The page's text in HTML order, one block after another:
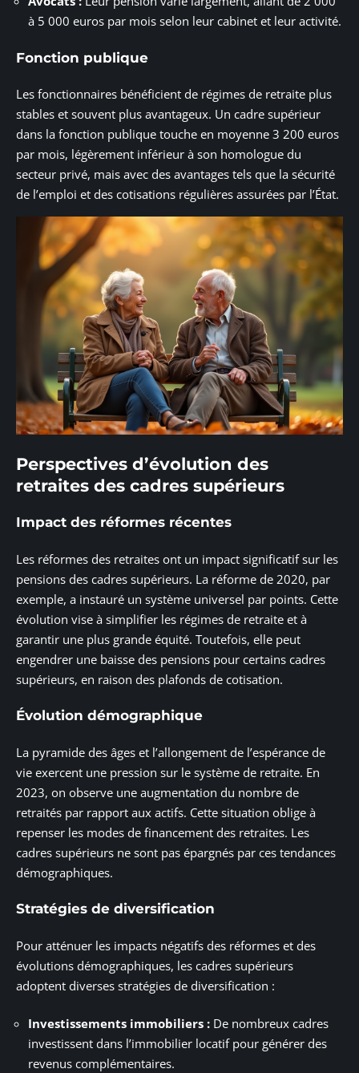
à 5 000 euros par mois selon leur cabinet et leur activité.
Fonction publique
Les fonctionnaires bénéficient de régimes de retraite plus
stables et souvent plus avantageux. Un cadre supérieur
dans la fonction publique touche en moyenne 3 200 euros
par mois, légèrement inférieur à son homologue du
secteur privé, mais avec des avantages tels que la sécurité
de l’emploi et des cotisations régulières assurées par l’État.
Perspectives d’évolution des
retraites des cadres supérieurs
Impact des réformes récentes
Les réformes des retraites ont un impact significatif sur les
pensions des cadres supérieurs. La réforme de 2020, par
exemple, a instauré un système universel par points. Cette
évolution vise à simplifier les régimes de retraite et à
garantir une plus grande équité. Toutefois, elle peut
engendrer une baisse des pensions pour certains cadres
supérieurs, en raison des plafonds de cotisation.
Évolution démographique
La pyramide des âges et l’allongement de l’espérance de
vie exercent une pression sur le système de retraite. En
2023, on observe une augmentation du nombre de
retraités par rapport aux actifs. Cette situation oblige à
repenser les modes de financement des retraites. Les
cadres supérieurs ne sont pas épargnés par ces tendances
démographiques.
Stratégies de diversification
Pour atténuer les impacts négatifs des réformes et des
évolutions démographiques, les cadres supérieurs
adoptent diverses stratégies de diversification :
Investissements immobiliers : De nombreux cadres
investissent dans l’immobilier locatif pour générer des
revenus complémentaires.